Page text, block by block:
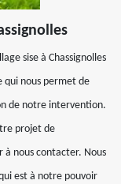
sise à Chassignolles
qui nous permet de
de notre intervention.
projet de
à nous contacter. Nous
est à notre pouvoir